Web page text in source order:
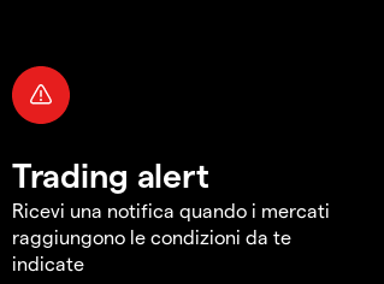
Trading alert
Ricevi una notifica quando i mercati
raggiungono le condizioni da te
indicate